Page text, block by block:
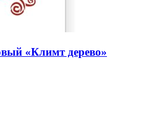
«Климт дерево»